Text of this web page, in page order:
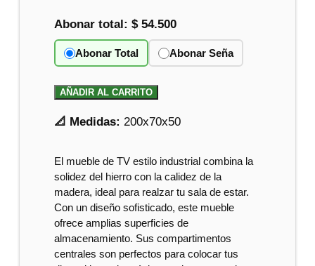
Abonar total:$ 54.500
Abonar Total Abonar Seña
AÑADIR AL CARRITO
📐 Medidas: 200x70x50
El mueble de TV estilo industrial combina la
solidez del hierro con la calidez de la
madera, ideal para realzar tu sala de estar.
Con un diseño sofisticado, este mueble
ofrece amplias superficies de
almacenamiento. Sus compartimentos
centrales son perfectos para colocar tus